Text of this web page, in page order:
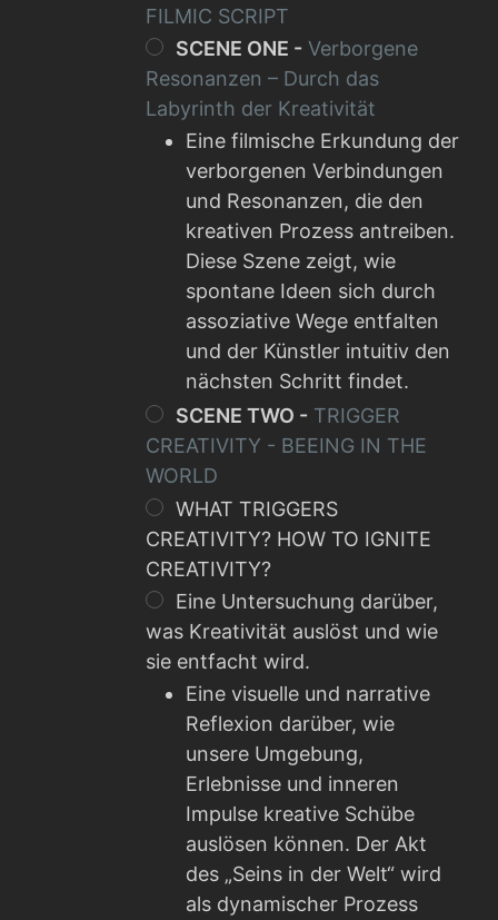
FILMIC SCRIPT
SCENE ONE - Verborgene
Resonanzen – Durch das
Labyrinth der Kreativität
Eine filmische Erkundung der
verborgenen Verbindungen
und Resonanzen, die den
kreativen Prozess antreiben.
Diese Szene zeigt, wie
spontane Ideen sich durch
assoziative Wege entfalten
und der Künstler intuitiv den
nächsten Schritt findet.
SCENE TWO - TRIGGER
CREATIVITY - BEEING IN THE
WORLD
WHAT TRIGGERS
CREATIVITY? HOW TO IGNITE
CREATIVITY?
Eine Untersuchung darüber,
was Kreativität auslöst und wie
sie entfacht wird.
Eine visuelle und narrative
Reflexion darüber, wie
unsere Umgebung,
Erlebnisse und inneren
Impulse kreative Schübe
auslösen können. Der Akt
des „Seins in der Welt“ wird
als dynamischer Prozess